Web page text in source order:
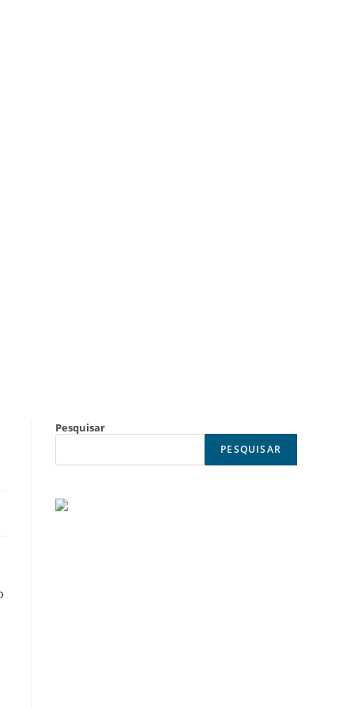
Pesquisar
PESQUISAR